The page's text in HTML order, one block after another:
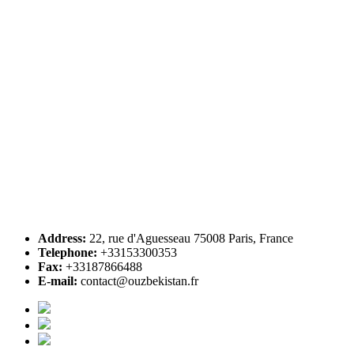
Address: 22, rue d'Aguesseau 75008 Paris, France
Telephone: +33153300353
Fax: +33187866488
E-mail: contact@ouzbekistan.fr